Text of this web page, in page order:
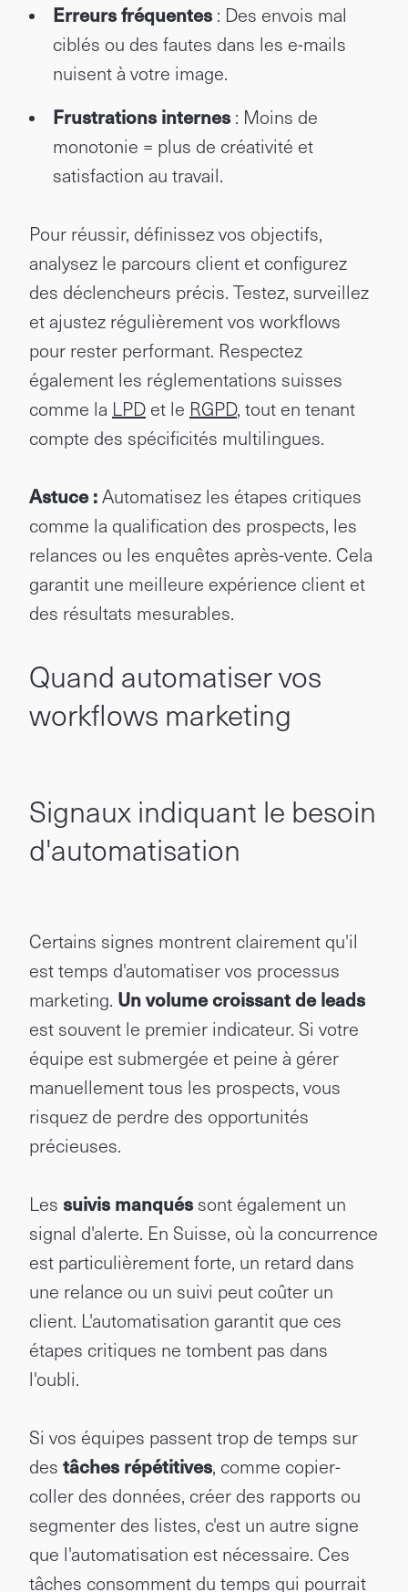
Erreurs fréquentes: Des envois mal
ciblés ou des fautes dans les e-mails
nuisent à votre image.
Frustrations internes: Moins de
monotonie = plus de créativité et
satisfaction au travail.
Pour réussir, définissez vos objectifs,
analysez le parcours client et configurez
des déclencheurs précis. Testez, surveillez
et ajustez régulièrement vos workflows
pour rester performant. Respectez
également les réglementations suisses
comme la LPD et le RGPD, tout en tenant
compte des spécificités multilingues.
Astuce :Automatisez les étapes critiques
comme la qualification des prospects, les
relances ou les enquêtes après-vente. Cela
garantit une meilleure expérience client et
des résultats mesurables.
Quand automatiser vos
workflows marketing
Signaux indiquant le besoin
d'automatisation
Certains signes montrent clairement qu'il
est temps d'automatiser vos processus
marketing. Un volume croissant de leads
est souvent le premier indicateur. Si votre
équipe est submergée et peine à gérer
manuellement tous les prospects, vous
risquez de perdre des opportunités
précieuses.
Les suivis manquéssont également un
signal d'alerte. En Suisse, où la concurrence
est particulièrement forte, un retard dans
une relance ou un suivi peut coûter un
client. L'automatisation garantit que ces
étapes critiques ne tombent pas dans
l'oubli.
Si vos équipes passent trop de temps sur
des tâches répétitives, comme copier-
coller des données, créer des rapports ou
segmenter des listes, c'est un autre signe
que l'automatisation est nécessaire. Ces
tâches consomment du temps qui pourrait